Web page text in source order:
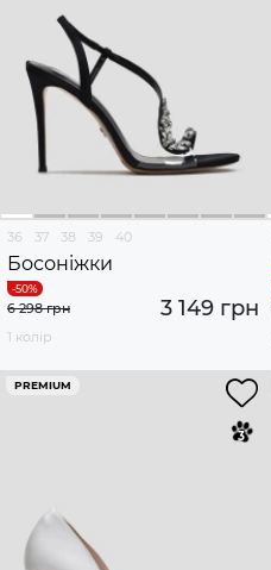
36 37 38 39 40
Босоніжки
3 149 грн
6 298 грн
1 колір
PREMIUM